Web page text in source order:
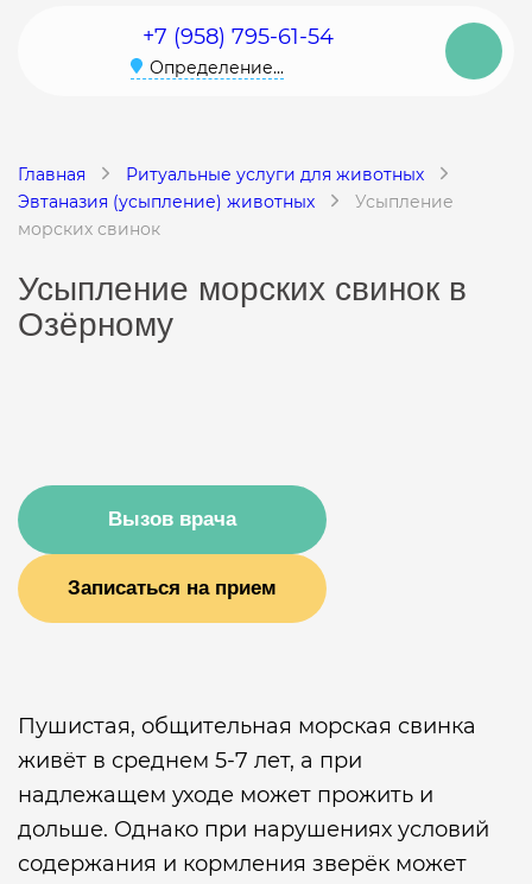
+7 (958) 795-61-54
Определение...
Главная
Ритуальные услуги для животных
Эвтаназия (усыпление) животных
Усыпление
морских свинок
Усыпление морских свинок в
Озёрному
Вызов врача
Записаться на прием
Пушистая, общительная морская свинка
живёт в среднем 5-7 лет, а при
надлежащем уходе может прожить и
дольше. Однако при нарушениях условий
содержания и кормления зверёк может